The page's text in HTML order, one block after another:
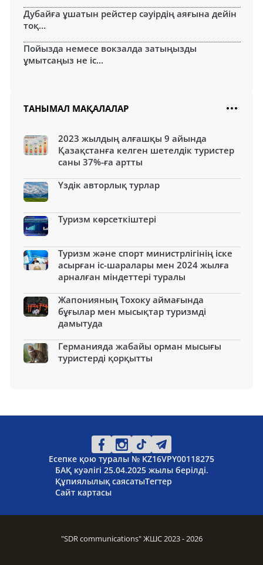
Дубайға ұшатын рейстер сәуірдің аяғына дейін
тоқ...
Пойызда немесе вокзалда затыңызды
ұмытсаңыз не іс...
ТАНЫМАЛ МАҚАЛАЛАР
2023 жылдың алғашқы 9 айында
Қазақстанға келген шетелдік туристер
саны 37%-ға артты
Үздік авторлық турлар
Туризм көрсеткіштері
Туризм және спорт министрлігінің іске
асырған іс-шаралары мен 2024 жылға
арналған міндеттері туралы
Жапонияның Тохоку аймағында
бұғылар мен мысықтар туризмді
дамытуда
Германияда жабайы орман мысығы
туристерді қорқытты
Есепке қою туралы № KZ16VPY00118275
БАҚ куәлігі 25.04.2025 жылы берілді.
Құпиялылық саясатыТегтер
Сайт картасы
"SDR communications" ЖШС 2023 - 2026